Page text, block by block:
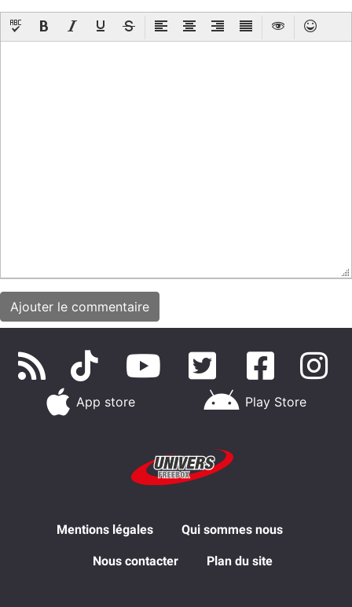
App store Play Store
Mentions légales Qui sommes nous
Nous contacter Plan du site